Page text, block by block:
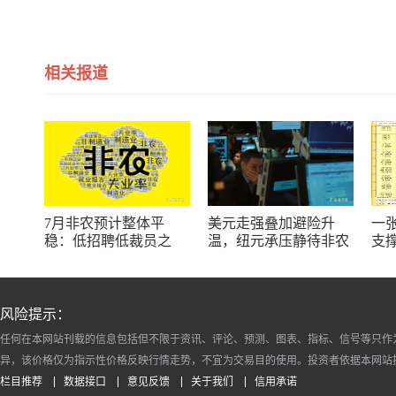
相关报道
7月非农预计整体平
稳：低招聘低裁员之
临重大分叉
美元走强叠加避险升
温，纽元承压静待非农
一
支
币
风险提示：
任何在本网站刊载的信息包括但不限于资讯、评论、预测、图表、指标、信号等只
异，该价格仅为指示性价格反映行情走势，不宜为交易目的使用。投资者依据本网
栏目推荐
数据接口 意见反馈 关于我们 信用承诺